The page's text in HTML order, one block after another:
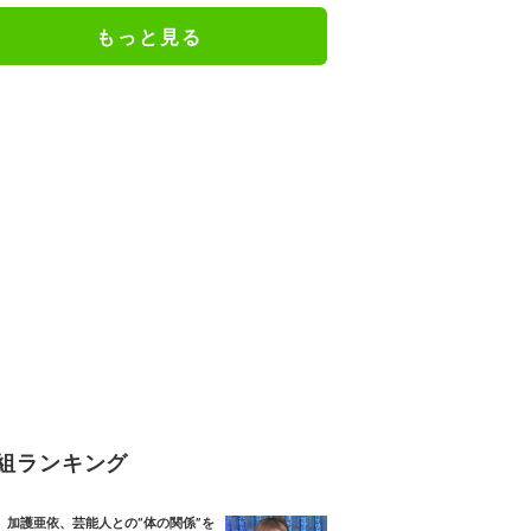
もっと見る
ランキング
加護亜依、芸能人との“体の関係”を